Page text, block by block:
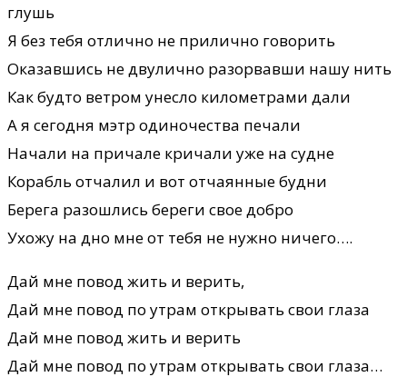
глушь
Я без тебя отлично не прилично говорить
Оказавшись не двулично разорвавши нашу нить
Как будто ветром унесло километрами дали
А я сегодня мэтр одиночества печали
Начали на причале кричали уже на судне
Корабль отчалил и вот отчаянные будни
Берега разошлись береги свое добро
Ухожу на дно мне от тебя не нужно ничего….
Дай мне повод жить и верить,
Дай мне повод по утрам открывать свои глаза
Дай мне повод жить и верить
Дай мне повод по утрам открывать свои глаза…